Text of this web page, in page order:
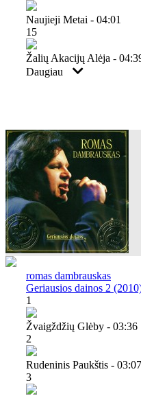
Naujieji Metai - 04:01
15
Žalių Akacijų Alėja -
Daugiau
romas dambrauskas
Geriausios dainos 2
1
Žvaigždžių Glėby - 03:36
2
Rudeninis Paukštis - 03:07
3